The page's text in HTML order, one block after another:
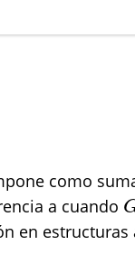
como
a cuando G
en estructuras